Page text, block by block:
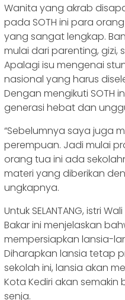
Wanita yang akrab
pada SOTH ini para
yang sangat lengkap.
mulai dari parenting, gizi,
Apalagi isu mengenai
nasional yang harus
Dengan mengikuti SOTH
generasi hebat dan
“Sebelumnya saya juga
perempuan. Jadi mulai
orang tua ini ada
materi yang diberikan
ungkapnya.
Untuk SELANTANG, istri
Bakar ini menjelaskan
mempersiapkan lansia-
Diharapkan lansia tetap
sekolah ini, lansia akan
Kota Kediri akan
senja.